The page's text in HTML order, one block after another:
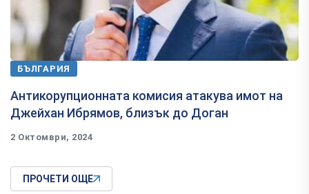
БЪЛГАРИЯ
Антикорупционната комисия атакува имот на
Джейхан Ибрямов, близък до Доган
2 Октомври, 2024
ПРОЧЕТИ ОЩЕ